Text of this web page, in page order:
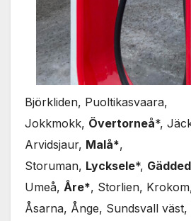
Björkliden, Puoltikasvaara,
Jokkmokk, Övertorneå*,
Arvidsjaur, Malå*,
Storuman, Lycksele*,
Umeå, Åre*, Storlien,
Åsarna, Ånge, Sundsvall väst,